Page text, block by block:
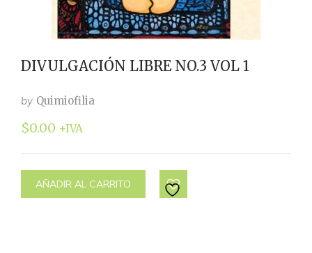
DIVULGACIÓN LIBRE NO.3 VOL 1
by Quimiofilia
$0.00 +IVA
AÑADIR AL CARRITO